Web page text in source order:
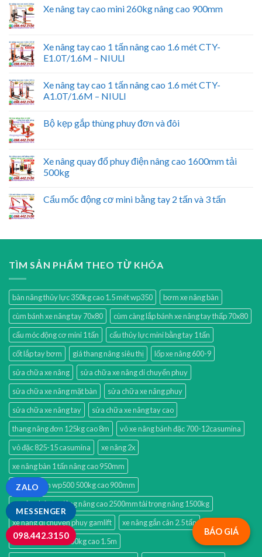
Xe nâng tay cao mini 260kg nâng cao 900mm
Xe nâng tay cao 1 tấn nâng cao 1.6 mét CTY-
E1.0T/1.6M – NIULI
Xe nâng tay cao 1 tấn nâng cao 1.6 mét CTY-
A1.0T/1.6M – NIULI
Bộ kẹp gắp thùng phuy đơn và đôi
Xe nâng quay đổ phuy điện nâng cao 1600mm tải
500kg
Cẩu mốc động cơ mini bằng tay 2 tấn và 3 tấn
TÌM SẢN PHẨM THEO TỪ KHÓA
bàn nâng thủy lực 350kg cao 1.5 mét wp350
bơm xe nâng bàn
cùm bánh xe nâng tay 70x80
cùm càng lắp bánh xe nâng tay thấp 70x80
cẩu móc động cơ mini 1 tấn
cẩu thủy lực mini bằng tay 1 tấn
cốt lắp tay bơm
giá thang nâng siêu thị
lốp xe nâng 600-9
sửa chữa xe nâng
sửa chữa xe nâng di chuyển phuy
sửa chữa xe nâng mặt bàn
sửa chữa xe nâng phuy
sửa chữa xe nâng tay
sửa chữa xe nâng tay cao
thang nâng đơn 125kg cao 8m
vỏ xe nâng bánh đặc 700-12casumina
vỏ đặc 825-15 casumina
xe nâng 2x
xe nâng bàn 1 tấn nâng cao 950mm
xe nâng bàn wp500 500kg cao 900mm
xe nâng bán tự động nâng cao 2500mm tải trọng nâng 1500kg
xe nâng di chuyển phuy gamlift
xe nâng gắn cân 2.5 tấn
xe nâng mặt bàn 350kg cao 1.5m
BÁO GIÁ
MESSENGER
ZALO
098.442.3150